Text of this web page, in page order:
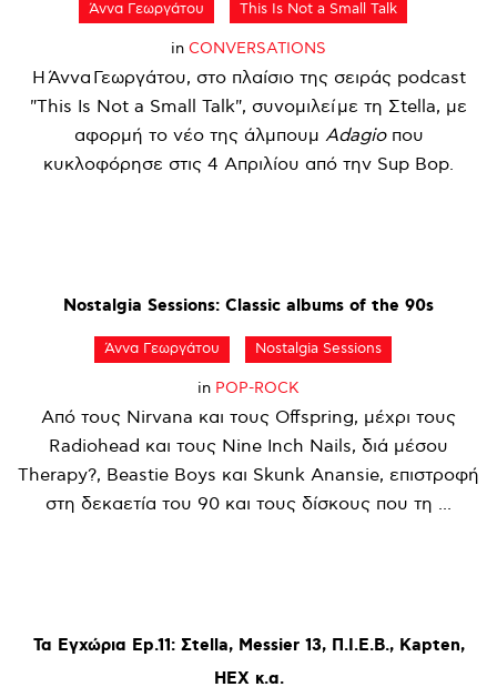
Άννα Γεωργάτου This Is Not a Small Talk
in CONVERSATIONS
Η Άννα Γεωργάτου, στο πλαίσιο της σειράς podcast
"This Is Not a Small Talk", συνομιλεί με τη Σtella, με
αφορμή το νέο της άλμπουμ Adagioπου
κυκλοφόρησε στις 4 Απριλίου από την Sup Bop.
Nostalgia Sessions: Classic albums of the 90s
Άννα Γεωργάτου Nostalgia Sessions
in POP-ROCK
Από τους Nirvana και τους Offspring, μέχρι τους
Radiohead και τους Nine Inch Nails, διά μέσου
Therapy?, Beastie Boys και Skunk Anansie, επιστροφή
στη δεκαετία του 90 και τους δίσκους που τη ...
Τα Εγχώρια Ep.11: Σtella, Messier 13, Π.Ι.Ε.Β., Kapten,
HEX κ.α.